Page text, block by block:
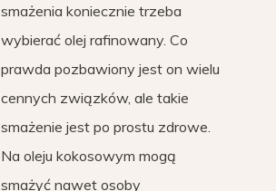
smażenia koniecznie trzeba
wybierać olej rafinowany. Co
prawda pozbawiony jest on wielu
cennych związków, ale takie
smażenie jest po prostu zdrowe.
Na oleju kokosowym mogą
smażyć nawet osoby